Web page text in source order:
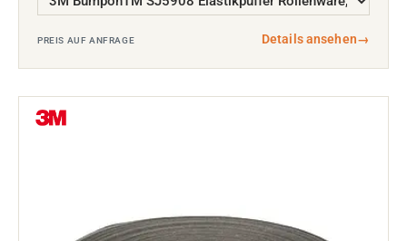
PREIS AUF ANFRAGE Details ansehen→